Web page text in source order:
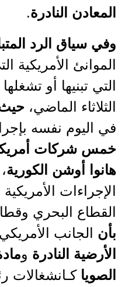
المعادن النادرة.
وفي سياق الرد
الموانئ
التي تبنيها أو
الثلاثاء الماضي،
في اليوم نفسه
خمس شركات
هانوا أوشن الكورية
الإجراءات
القطاع البحري
بأن الجانب
الأرضية النادرة و
الصويا كـانشغالات